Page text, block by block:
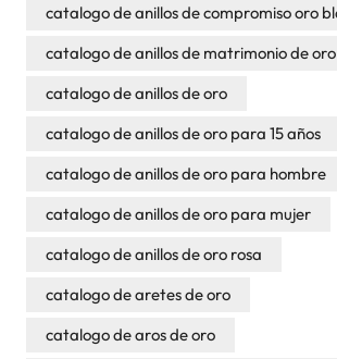
catalogo de anillos de compromiso oro
catalogo de anillos de matrimonio de oro
catalogo de anillos de oro
catalogo de anillos de oro para 15 años
catalogo de anillos de oro para hombre
catalogo de anillos de oro para mujer
catalogo de anillos de oro rosa
catalogo de aretes de oro
catalogo de aros de oro